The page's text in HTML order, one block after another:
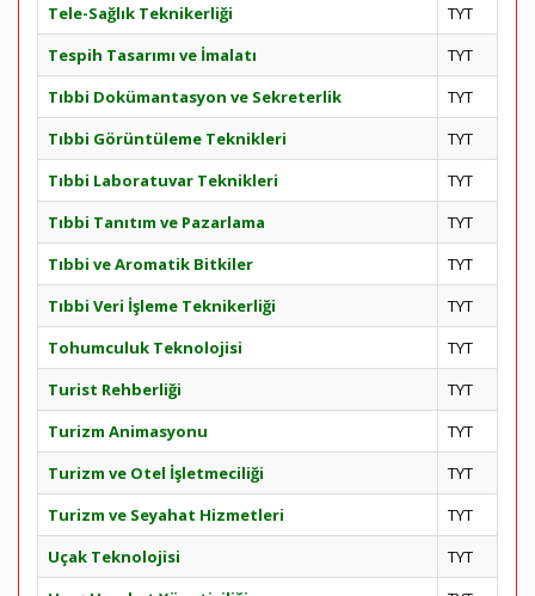
Tele-Sağlık Teknikerliği
TYT
Tespih Tasarımı ve İmalatı
TYT
Tıbbi Dokümantasyon ve Sekreterlik
TYT
Tıbbi Görüntüleme Teknikleri
TYT
Tıbbi Laboratuvar Teknikleri
TYT
Tıbbi Tanıtım ve Pazarlama
TYT
Tıbbi ve Aromatik Bitkiler
TYT
Tıbbi Veri İşleme Teknikerliği
TYT
Tohumculuk Teknolojisi
TYT
Turist Rehberliği
TYT
Turizm Animasyonu
TYT
Turizm ve Otel İşletmeciliği
TYT
Turizm ve Seyahat Hizmetleri
TYT
Uçak Teknolojisi
TYT